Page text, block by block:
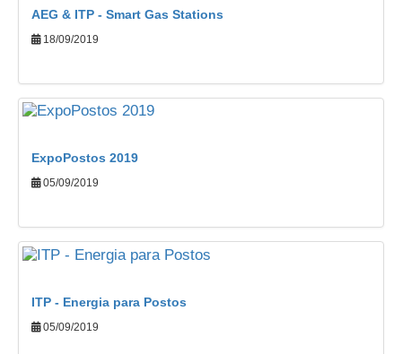
AEG & ITP - Smart Gas Stations
18/09/2019
ExpoPostos 2019
05/09/2019
ITP - Energia para Postos
05/09/2019